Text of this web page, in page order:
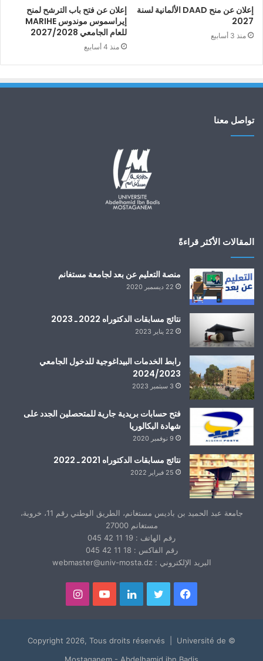
إعلان عن منح DAAD الألمانية لسنة
2027
منذ 3 أسابيع
إعلان عن فتح باب الترشح لمنح
إيراسموس موندوس MARIHE
للعام الجامعي 2027/2028
منذ 4 أسابيع
تواصل معنا
المقالات الأكثر قراءةً
منصة التعليم عن بعد لجامعة مستغانم
22 ديسمبر 2020
نتائج مسابقات الدكتوراه 2022 ـ 2023
22 يناير 2023
رابط الخدمات البيداغوجية للدخول الجامعي
2024/2023
3 سبتمبر 2023
فتح حسابات بريدية جارية للمتحصلين الجدد على
شهادة البكالوريا
9 نوفمبر 2020
نتائج مسابقات الدكتوراه 2021 ـ 2022
25 فبراير 2022
جامعة عبد الحميد بن باديس مستغانم، الطريق الوطني رقم 11، خروبة،
مستغانم 27000
رقم الهاتف : 19 11 42 045
رقم الفاكس : 18 11 42 045
البريد الإلكتروني : webmaster@univ-mosta.dz
فيسبوك تويتر لينكدإنيوتيوبانستقرام
© Copyright 2026, Tous droits réservés | Université de
Mostaganem - Abdelhamid ibn Badis